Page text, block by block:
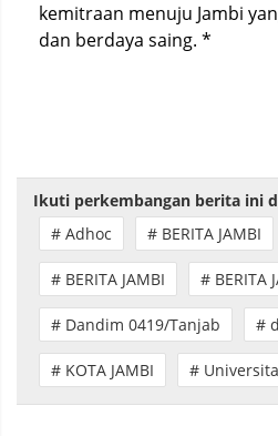
kemitraan menuju Jambi
dan berdaya saing. *
Ikuti perkembangan berita ini
# Adhoc
# BERITA JAMBI
# BERITA JAMBI # BERITA
# Dandim 0419/Tanjab #
# KOTA JAMBI #